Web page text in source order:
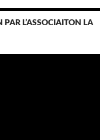
L’ASSOCIAITON LA